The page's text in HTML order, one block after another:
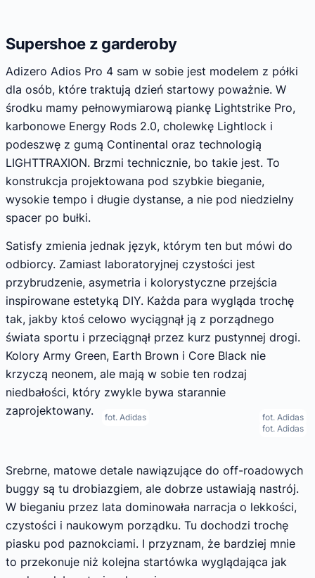
Supershoe z garderoby
Adizero Adios Pro 4 sam w sobie jest modelem z półki
dla osób, które traktują dzień startowy poważnie. W
środku mamy pełnowymiarową piankę Lightstrike Pro,
karbonowe Energy Rods 2.0, cholewkę Lightlock i
podeszwę z gumą Continental oraz technologią
LIGHTTRAXION. Brzmi technicznie, bo takie jest. To
konstrukcja projektowana pod szybkie bieganie,
wysokie tempo i długie dystanse, a nie pod niedzielny
spacer po bułki.
Satisfy zmienia jednak język, którym ten but mówi do
odbiorcy. Zamiast laboratoryjnej czystości jest
przybrudzenie, asymetria i kolorystyczne przejścia
inspirowane estetyką DIY. Każda para wygląda trochę
tak, jakby ktoś celowo wyciągnął ją z porządnego
świata sportu i przeciągnął przez kurz pustynnej drogi.
Kolory Army Green, Earth Brown i Core Black nie
krzyczą neonem, ale mają w sobie ten rodzaj
niedbałości, który zwykle bywa starannie
zaprojektowany.
fot. Adidas
fot. Adidas
fot. Adidas
Srebrne, matowe detale nawiązujące do off-roadowych
buggy są tu drobiazgiem, ale dobrze ustawiają nastrój.
W bieganiu przez lata dominowała narracja o lekkości,
czystości i naukowym porządku. Tu dochodzi trochę
piasku pod paznokciami. I przyznam, że bardziej mnie
to przekonuje niż kolejna startówka wyglądająca jak